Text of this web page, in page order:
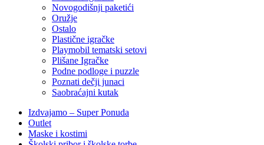
Novogodišnji paketići
Oružje
Ostalo
Plastične igračke
Playmobil tematski setovi
Plišane Igračke
Podne podloge i puzzle
Poznati dečji junaci
Saobraćajni kutak
Izdvajamo – Super Ponuda
Outlet
Maske i kostimi